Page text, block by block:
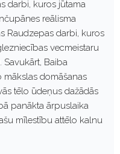
darbi, kuros jūtama
reālisma
Raudzepas darbi, kuros
vecmeistaru
Savukārt, Baiba
domāšanas
tēlo ūdeņus dažādās
panākta ārpuslaika
mīlestību attēlo kalnu